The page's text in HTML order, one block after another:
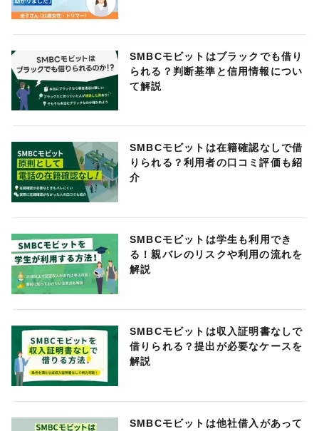
SMBCモビットはブラックでも借り
られる？判断基準と信用情報につい
て解説
SMBCモビットは在籍確認なしで借
りられる？利用者の口コミ評価も紹
介
SMBCモビットは学生も利用でき
る！親バレのリスクや利用の流れを
解説
SMBCモビットは収入証明書なしで
借りられる？提出が必要なケースを
解説
SMBCモビットは他社借入があって